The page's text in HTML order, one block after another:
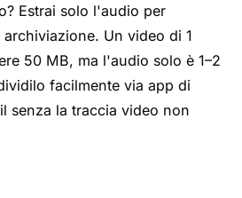
Estrai solo l'audio per
Un video di 1
50 MB, ma l'audio solo è 1–2
facilmente via app di
senza la traccia video non